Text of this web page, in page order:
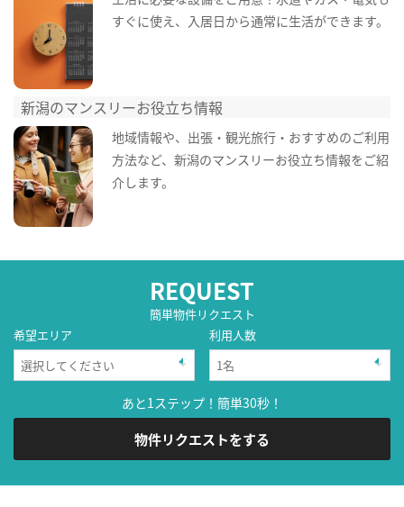
すぐに使え、入居日から通常に生活ができます。
新潟のマンスリーお役立ち情報
地域情報や、出張・観光旅行・おすすめのご利用
方法など、新潟のマンスリーお役立ち情報をご紹
介します。
REQUEST
簡単物件リクエスト
希望エリア
利用人数
あと1ステップ！簡単30秒！
物件リクエストをする